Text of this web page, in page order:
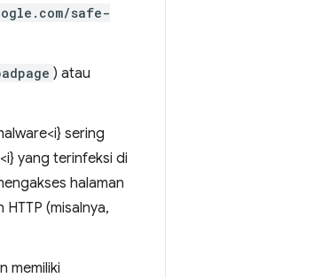
safe-
) atau
sering
yang terinfeksi di
halaman
(misalnya,
memiliki